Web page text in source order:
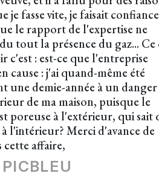
je fasse vite, je faisait
le rapport de l'expertise ne
tout la présence du gaz... Ce
c'est : est-ce que l'entreprise
cause : j'ai quand-même été
une demie-année à un danger
de ma maison, puisque le
poreuse à l'extérieur, qui sait
l'intérieur? Merci d'avance de
cette affaire,